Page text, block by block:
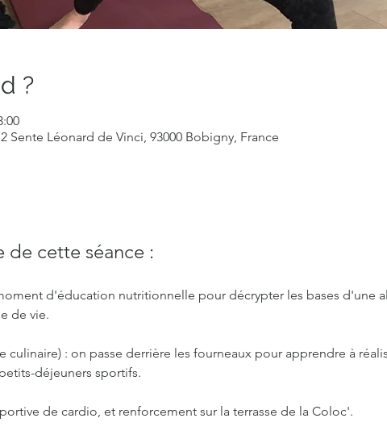
?
Sente Léonard de Vinci, 93000 Bobigny, France
de cette séance :
d'éducation nutritionnelle pour décrypter les bases d'une
de vie.
culinaire) : on passe derrière les fourneaux pour apprendre à
déjeuners sportifs.
de cardio, et renforcement sur la terrasse de la Coloc'.